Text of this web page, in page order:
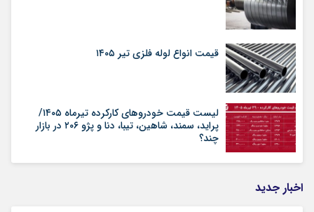
قیمت انواع لوله فلزی تیر ۱۴۰۵
لیست قیمت خودروهای کارکرده تیرماه ۱۴۰۵/
پراید، سمند، شاهین، تیبا، دنا و پژو ۲۰۶ در بازار
چند؟
اخبار جدید